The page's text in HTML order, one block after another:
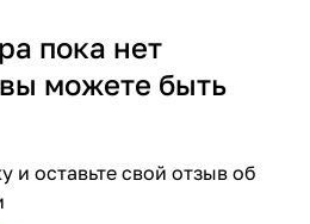
пока нет
можете быть
и оставьте свой отзыв об